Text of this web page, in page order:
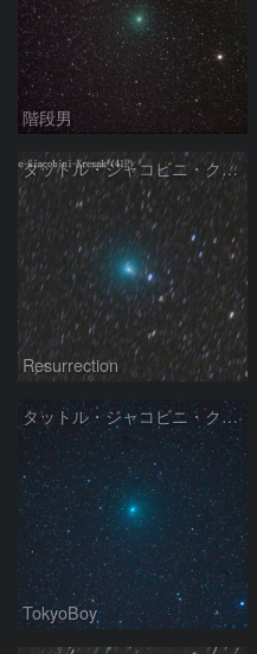
階段男
タットル・ジャコビニ・クレサーク彗星 (41P) 5/2
Resurrection
タットル・ジャコビニ・クレサーク彗星（41P）
TokyoBoy